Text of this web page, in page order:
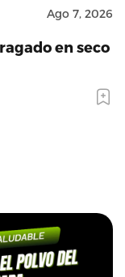
Ago 7, 2026
en seco